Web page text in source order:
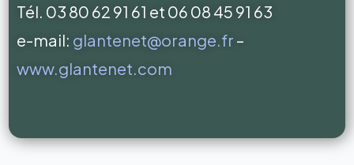
Tél. 03 80 62 91 61 et 06 08 45 91 63
e-mail: glantenet@orange.fr –
www.glantenet.com